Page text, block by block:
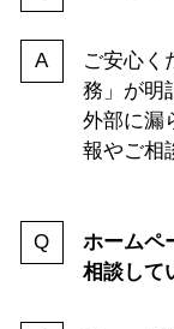
ご安心く
務」が明
外部に漏
報やご相
ホームペ
相談して